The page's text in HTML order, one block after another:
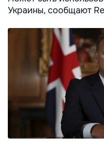
Украины, сообщают